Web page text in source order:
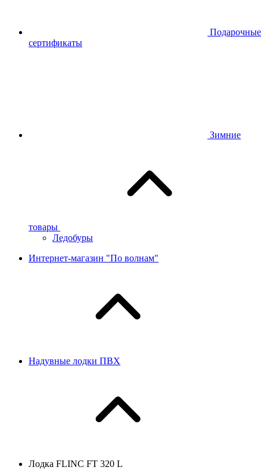
Подарочные
сертификаты
Зимние
товары
Ледобуры
Интернет-магазин "По волнам"
Надувные лодки ПВХ
Лодка FLINC FТ 320 L